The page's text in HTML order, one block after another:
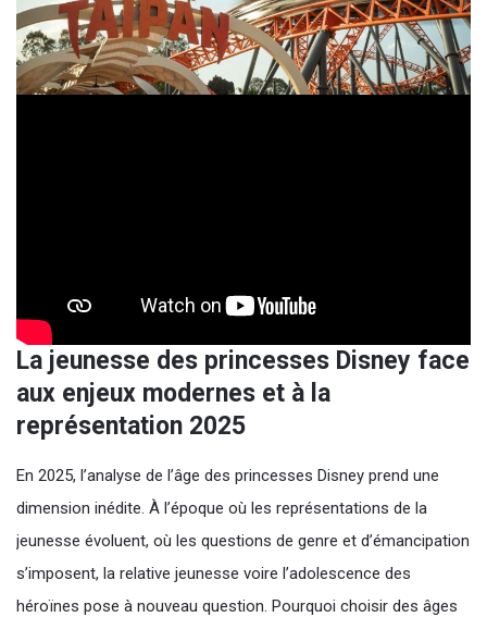
La jeunesse des princesses Disney face
aux enjeux modernes et à la
représentation 2025
En 2025, l’analyse de l’âge des princesses Disney prend une
dimension inédite. À l’époque où les représentations de la
jeunesse évoluent, où les questions de genre et d’émancipation
s’imposent, la relative jeunesse voire l’adolescence des
héroïnes pose à nouveau question. Pourquoi choisir des âges